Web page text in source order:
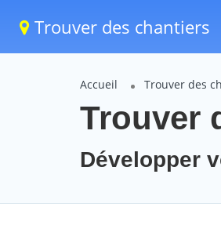
Trouver des chantiers
Accueil Trouver des
Trouver
Développer